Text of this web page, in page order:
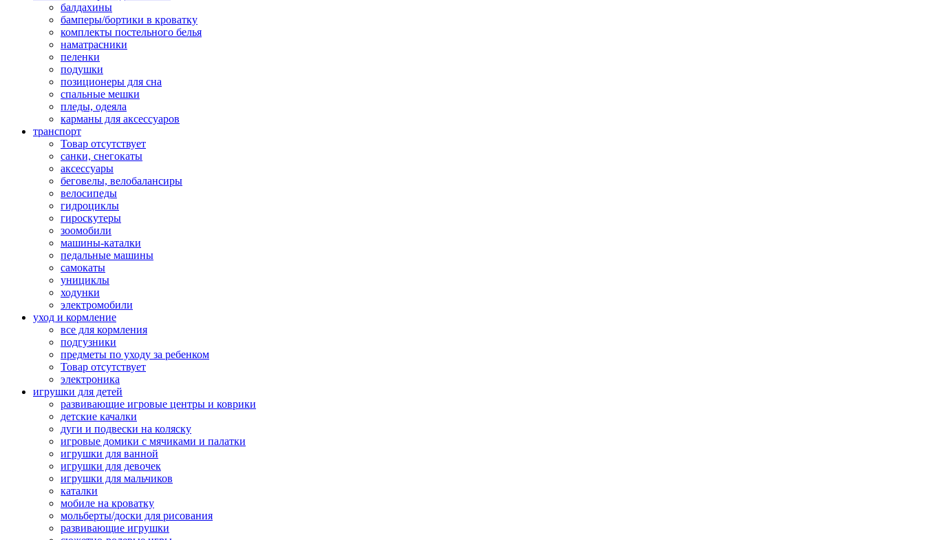
балдахины
бамперы/бортики в кроватку
комплекты постельного белья
наматрасники
пеленки
подушки
позиционеры для сна
спальные мешки
пледы, одеяла
карманы для аксеcсуаров
транспорт
Товар отсутствует
санки, снегокаты
аксессуары
беговелы, велобалансиры
велосипеды
гидроциклы
гироскутеры
зоомобили
машины-каталки
педальные машины
самокаты
унициклы
ходунки
электромобили
уход и кормление
все для кормления
подгузники
предметы по уходу за ребенком
Товар отсутствует
электроника
игрушки для детей
развивающие игровые центры и коврики
детские качалки
дуги и подвески на коляску
игровые домики с мячиками и палатки
игрушки для ванной
игрушки для девочек
игрушки для мальчиков
каталки
мобиле на кроватку
мольберты/доски для рисования
развивающие игрушки